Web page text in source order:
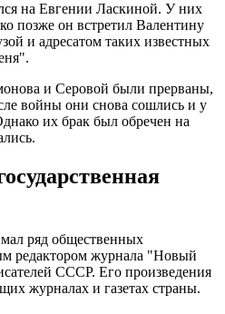
на Евгении Ласкиной. У них
позже он встретил Валентину
и адресатом таких известных
и Серовой были прерваны,
войны они снова сошлись и у
их брак был обречен на
ряд общественных
редактором журнала "Новый
СССР. Его произведения
журналах и газетах страны.